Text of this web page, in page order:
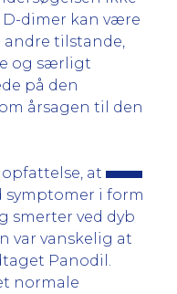
dimer kan være
tilstande,
og særligt
på den
årsagen til den
at
i form
smerter ved dyb
var vanskelig at
Panodil.
normale